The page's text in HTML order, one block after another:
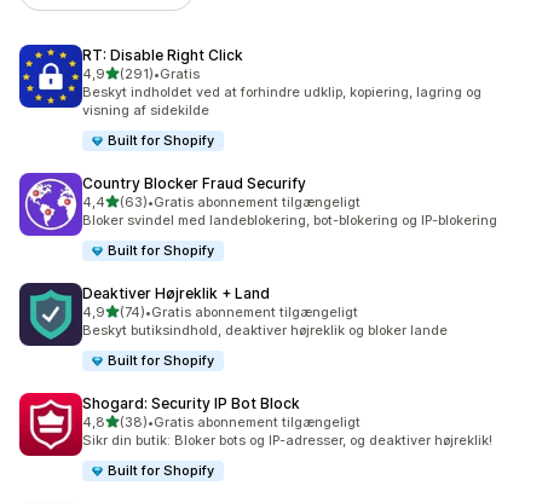
RT: Disable Right Click
4,9ud af 5 stjerner
(291)
291 anmeldelser i alt
•Gratis
Beskyt indholdet ved at forhindre udklip, kopiering, lagring og
visning af sidekilde
Built for Shopify
Country Blocker Fraud Securify
4,4ud af 5 stjerner
(63)
63 anmeldelser i alt
•Gratis abonnement tilgængeligt
Bloker svindel med landeblokering, bot-blokering og IP-blokering
Built for Shopify
Deaktiver Højreklik + Land
4,9ud af 5 stjerner
(74)
74 anmeldelser i alt
•Gratis abonnement tilgængeligt
Beskyt butiksindhold, deaktiver højreklik og bloker lande
Built for Shopify
Shogard: Security IP Bot Block
4,8ud af 5 stjerner
(38)
38 anmeldelser i alt
•Gratis abonnement tilgængeligt
Sikr din butik: Bloker bots og IP-adresser, og deaktiver højreklik!
Built for Shopify